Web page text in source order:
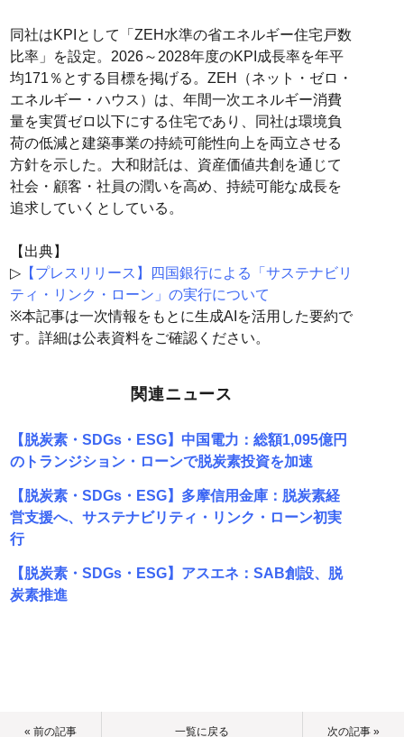
同社はKPIとして「ZEH水準の省エネルギー住宅戸数
比率」を設定。2026～2028年度のKPI成長率を年平
均171％とする目標を掲げる。ZEH（ネット・ゼロ・
エネルギー・ハウス）は、年間一次エネルギー消費
量を実質ゼロ以下にする住宅であり、同社は環境負
荷の低減と建築事業の持続可能性向上を両立させる
方針を示した。大和財託は、資産価値共創を通じて
社会・顧客・社員の潤いを高め、持続可能な成長を
追求していくとしている。
【出典】
▷【プレスリリース】四国銀行による「サステナビリ
ティ・リンク・ローン」の実行について
※本記事は一次情報をもとに生成AIを活用した要約で
す。詳細は公表資料をご確認ください。
関連ニュース
【脱炭素・SDGs・ESG】中国電力：総額1,095億円
のトランジション・ローンで脱炭素投資を加速
【脱炭素・SDGs・ESG】多摩信用金庫：脱炭素経
営支援へ、サステナビリティ・リンク・ローン初実
行
【脱炭素・SDGs・ESG】アスエネ：SAB創設、脱
炭素推進
« 前の記事 一覧に戻る 次の記事 »